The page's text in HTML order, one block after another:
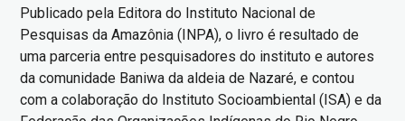
Publicado pela Editora do Instituto Nacional de
Pesquisas da Amazônia (INPA), o livro é resultado de
uma parceria entre pesquisadores do instituto e autores
da comunidade Baniwa da aldeia de Nazaré, e contou
com a colaboração do Instituto Socioambiental (ISA) e da